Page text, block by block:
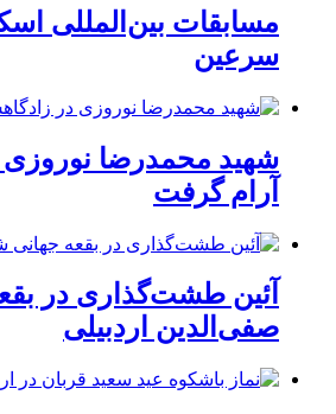
مسابقات بین‌المللی
سرعین
شهید محمدرضا
آرام گرفت
آئین طشت‌گذاری در
صفی‌الدین اردبیلی